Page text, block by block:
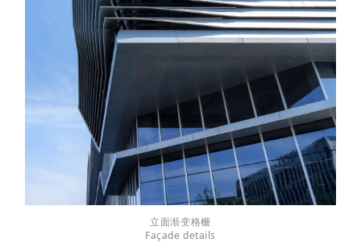
立面渐变格栅
Façade details